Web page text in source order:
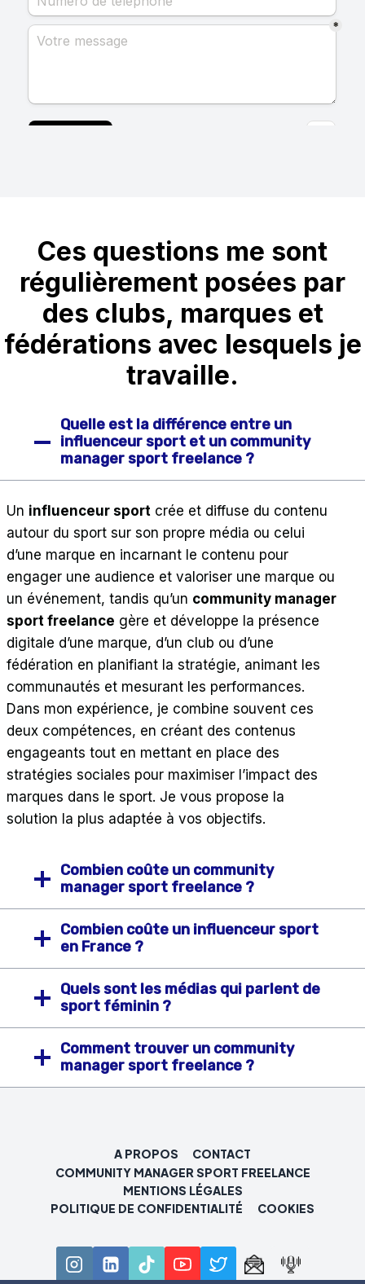
Ces questions me sont
régulièrement posées par
des clubs, marques et
fédérations avec lesquels je
travaille.
Quelle est la différence entre un
influenceur sport et un community
manager sport freelance ?
Un influenceur sport crée et diffuse du contenu
autour du sport sur son propre média ou celui
d’une marque en incarnant le contenu pour
engager une audience et valoriser une marque ou
un événement, tandis qu’un community manager
sport freelance gère et développe la présence
digitale d’une marque, d’un club ou d’une
fédération en planifiant la stratégie, animant les
communautés et mesurant les performances.
Dans mon expérience, je combine souvent ces
deux compétences, en créant des contenus
engageants tout en mettant en place des
stratégies sociales pour maximiser l’impact des
marques dans le sport. Je vous propose la
solution la plus adaptée à vos objectifs.
Combien coûte un community
manager sport freelance ?
Combien coûte un influenceur sport
en France ?
Quels sont les médias qui parlent de
sport féminin ?
Comment trouver un community
manager sport freelance ?
A PROPOS
CONTACT
COMMUNITY MANAGER SPORT FREELANCE
MENTIONS LÉGALES
POLITIQUE DE CONFIDENTIALITÉ
COOKIES